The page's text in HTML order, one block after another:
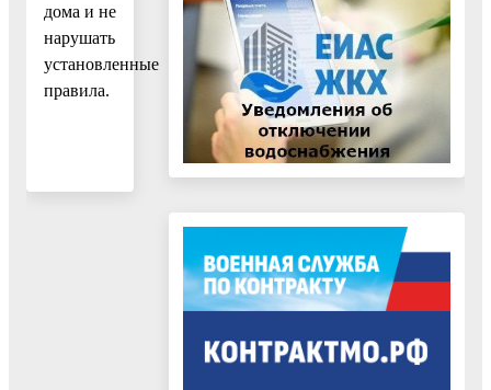
дома и не
нарушать
установленные
правила.